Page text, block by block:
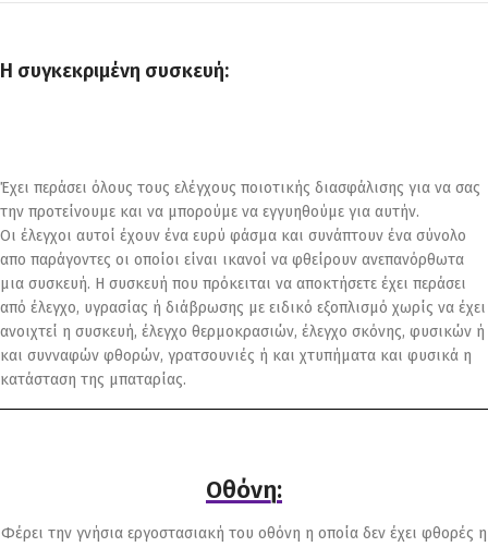
Η συγκεκριμένη συσκευή:
Έχει περάσει όλους τους ελέγχους ποιοτικής διασφάλισης για να σας
την προτείνουμε και να μπορούμε να εγγυηθούμε για αυτήν.
Οι έλεγχοι αυτοί έχουν ένα ευρύ φάσμα και συνάπτουν ένα σύνολο
απο παράγοντες οι οποίοι είναι ικανοί να φθείρουν ανεπανόρθωτα
μια συσκευή. Η συσκευή που πρόκειται να αποκτήσετε έχει περάσει
από έλεγχο, υγρασίας ή διάβρωσης με ειδικό εξοπλισμό χωρίς να έχει
ανοιχτεί η συσκευή, έλεγχο θερμοκρασιών, έλεγχο σκόνης, φυσικών ή
και συνναφών φθορών, γρατσουνιές ή και χτυπήματα και φυσικά η
κατάσταση της μπαταρίας.
Οθόνη:
Φέρει την γνήσια εργοστασιακή του οθόνη η οποία δεν έχει φθορές η